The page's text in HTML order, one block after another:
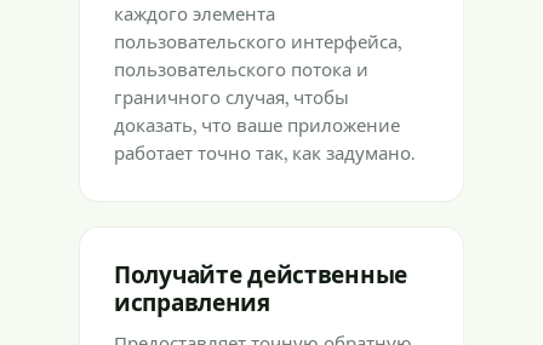
каждого элемента
пользовательского интерфейса,
пользовательского потока и
граничного случая, чтобы
доказать, что ваше приложение
работает точно так, как задумано.
Получайте действенные
исправления